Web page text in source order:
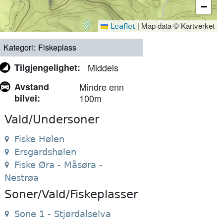
−
Leaflet | Map data © Kartverket
Kategori Fiskeplass
Tilgjengelighet
Middels
Avstand
bilvei
Mindre enn
100m
Vald/Undersoner
Fiske Hølen
Ersgardshølen
Fiske Øra - Måsøra -
Nestrøa
Soner/Vald/Fiskeplasser
Sone 1 - Stjørdalselva